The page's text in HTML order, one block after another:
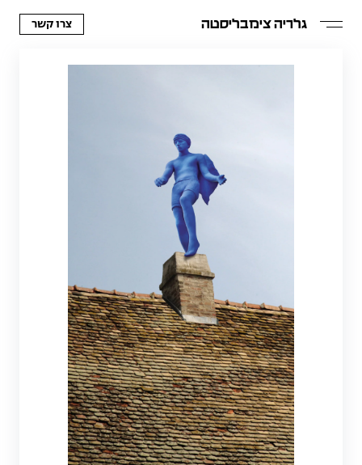
גלריה צימבליסטה צרו קשר